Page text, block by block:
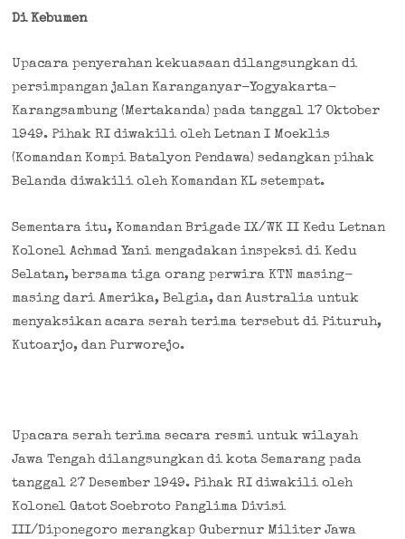
Di Kebumen
Upacara penyerahan kekuasaan dilangsungkan di
persimpangan jalan Karanganyar-Yogyakarta-
Karangsambung (Mertakanda) pada tanggal 17 Oktober
1949. Pihak RI diwakili oleh Letnan I Moeklis
(Komandan Kompi Batalyon Pendawa) sedangkan pihak
Belanda diwakili oleh Komandan KL setempat.
Sementara itu, Komandan Brigade IX/WK II Kedu Letnan
Kolonel Achmad Yani mengadakan inspeksi di Kedu
Selatan, bersama tiga orang perwira KTN masing-
masing dari Amerika, Belgia, dan Australia untuk
menyaksikan acara serah terima tersebut di Pituruh,
Kutoarjo, dan Purworejo.
Upacara serah terima secara resmi untuk wilayah
Jawa Tengah dilangsungkan di kota Semarang pada
tanggal 27 Desember 1949. Pihak RI diwakili oleh
Kolonel Gatot Soebroto Panglima Divisi
III/Diponegoro merangkap Gubernur Militer Jawa